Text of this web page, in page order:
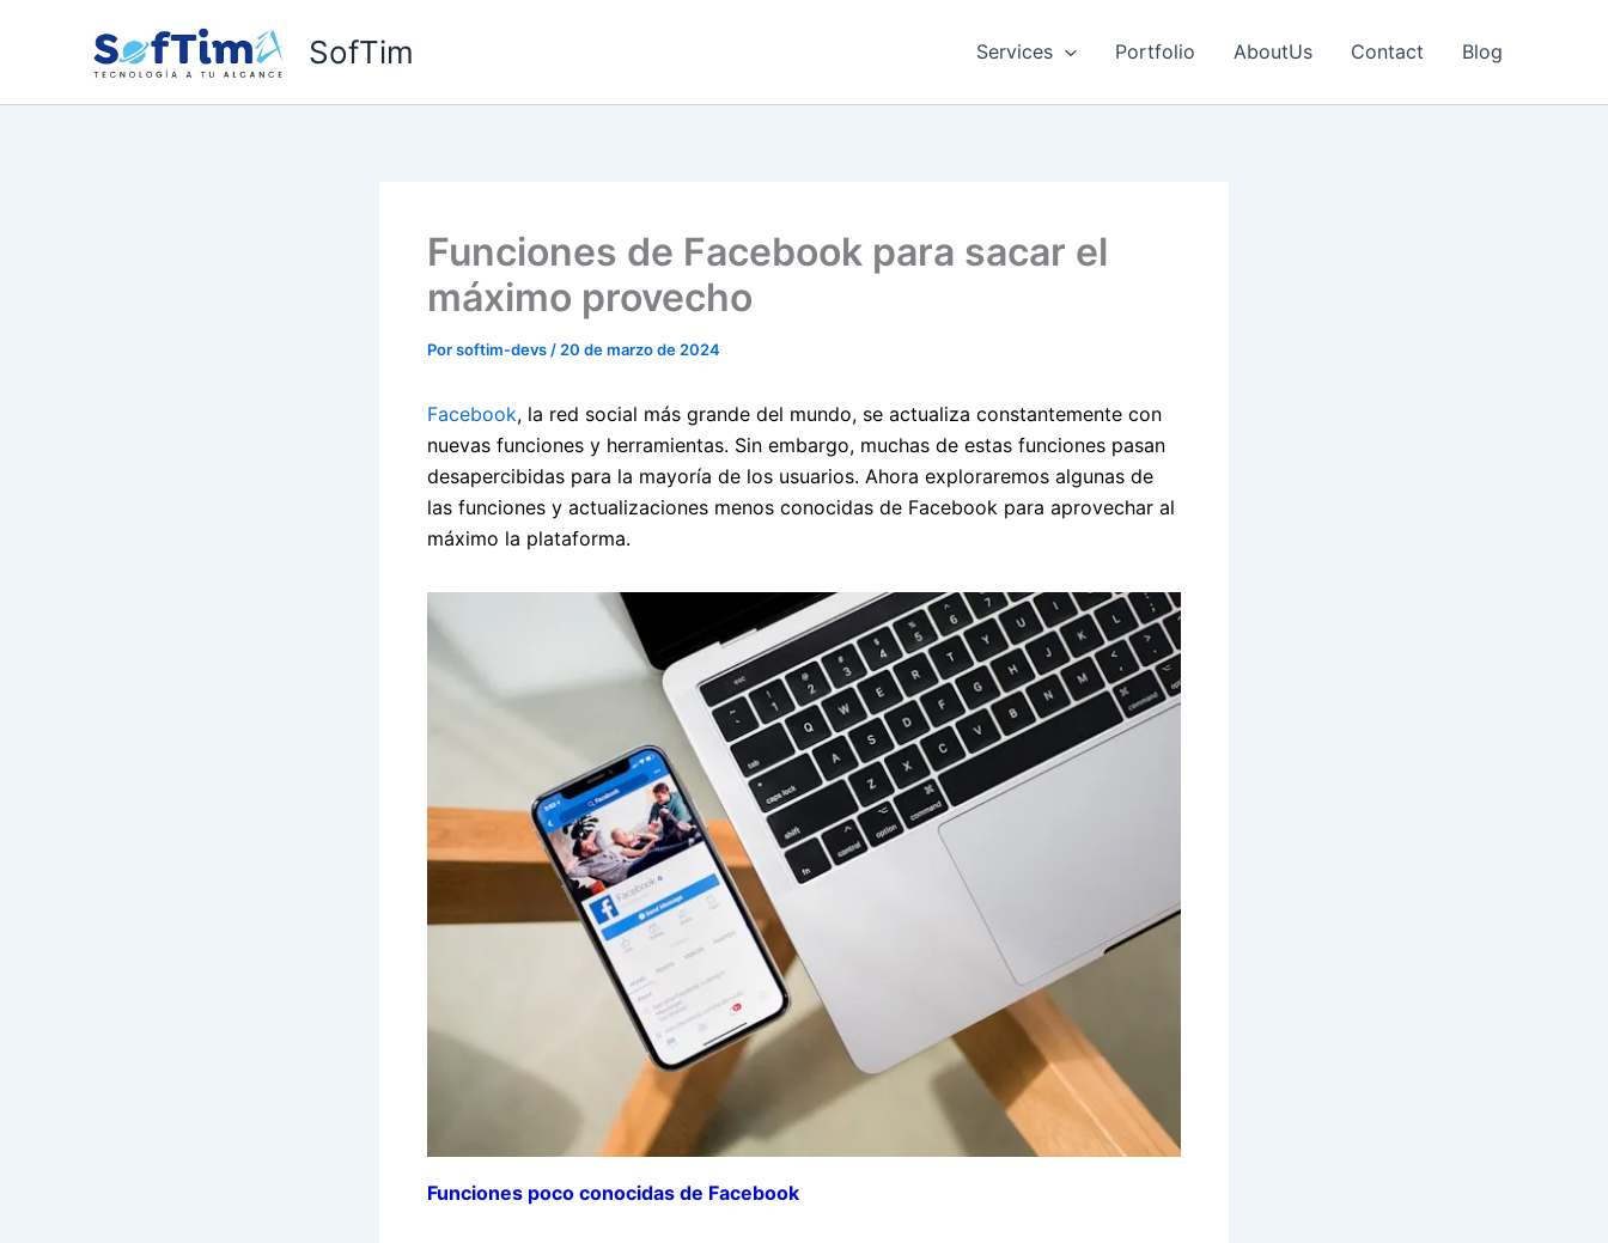
SofTim Services Portfolio AboutUs Contact Blog
Funciones de Facebook para sacar el
máximo provecho
Porsoftim-devs / 20 de marzo de 2024
Facebook, la red social más grande del mundo, se actualiza constantemente con
nuevas funciones y herramientas. Sin embargo, muchas de estas funciones pasan
desapercibidas para la mayoría de los usuarios. Ahora exploraremos algunas de
las funciones y actualizaciones menos conocidas de Facebook para aprovechar al
máximo la plataforma.
Funciones poco conocidas de Facebook